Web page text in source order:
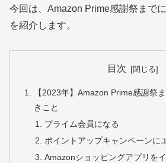
今回は、Amazon Prime感謝祭まで
を紹介します。
目次
【2023年】Amazon Prime感謝祭
きこと
プライム会員になる
ポイントアップキャンペーンに
Amazonショッピングアプリを